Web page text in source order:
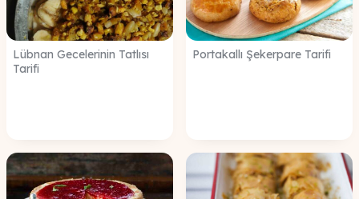
Lübnan Gecelerinin Tatlısı
Tarifi
Portakallı Şekerpare Tarifi